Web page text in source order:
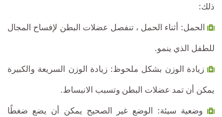
ذلك:
الحمل: أثناء الحمل ، تنفصل عضلات البطن لإفساح المجال
للطفل الذي ينمو.
زيادة الوزن بشكل ملحوظ: زيادة الوزن السريعة والكبيرة
يمكن أن تمد عضلات البطن وتسبب الانبساط.
وضعية سيئة: الوضع غير الصحيح يمكن أن يضع ضغطًا